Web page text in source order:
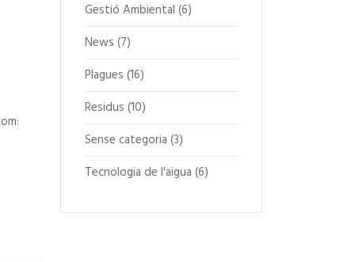
Gestió Ambiental (6)
News (7)
Plagues (16)
Residus (10)
Sense categoria (3)
Tecnologia de l'aigua (6)